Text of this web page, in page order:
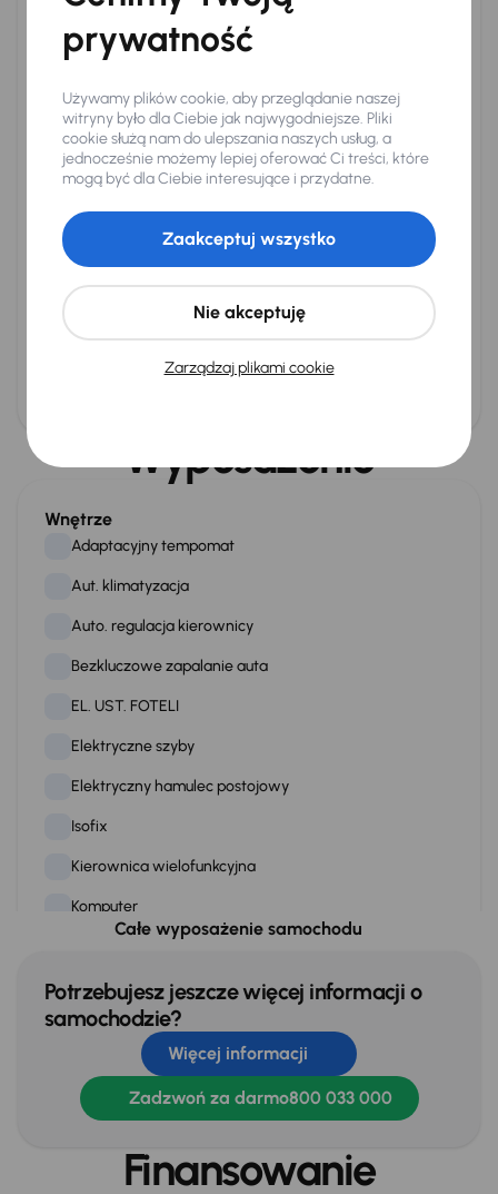
Koszt eksploatacji
2,34 zł/ 100 km
Koszt eksploatacji
Long Range
Wydajność
Specyfikacja akumulatora
Ładowanie
Ładowanie na Superchargerze
Wersja z autopilotem
Ogrzewanie samochodu
Pompa ciepła
Wyposażenie
Wnętrze
Adaptacyjny tempomat
Aut. klimatyzacja
Auto. regulacja kierownicy
Bezkluczowe zapalanie auta
EL. UST. FOTELI
Elektryczne szyby
Elektryczny hamulec postojowy
Isofix
Kierownica wielofunkcyjna
Komputer
Podgrzewana kierownica
Podgrzewane fotele
Podgrzewanie przedniej szyby
Podgrzewanie tylnych siedzen
Skórzana kierownica
Całe wyposażenie samochodu
Potrzebujesz jeszcze więcej informacji o
samochodzie?
Więcej informacji
Zadzwoń za darmo800 033 000
Finansowanie
prywatność
Używamy plików cookie, aby przeglądanie naszej
witryny było dla Ciebie jak najwygodniejsze. Pliki
cookie służą nam do ulepszania naszych usług, a
jednocześnie możemy lepiej oferować Ci treści, które
mogą być dla Ciebie interesujące i przydatne.
Zarządzaj plikami cookie
Nie akceptuję
Zaakceptuj wszystko